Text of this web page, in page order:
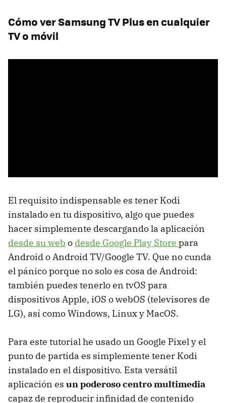
Cómo ver Samsung TV Plus en cualquier
TV o móvil
El requisito indispensable es tener Kodi
instalado en tu dispositivo, algo que puedes
hacer simplemente descargando la aplicación
desde su web o desde Google Play Store para
Android o Android TV/Google TV. Que no cunda
el pánico porque no solo es cosa de Android:
también puedes tenerlo en tvOS para
dispositivos Apple, iOS o webOS (televisores de
LG), así como Windows, Linux y MacOS.
Para este tutorial he usado un Google Pixel y el
punto de partida es simplemente tener Kodi
instalado en el dispositivo. Esta versátil
aplicación es un poderoso centro multimedia
capaz de reproducir infinidad de contenido